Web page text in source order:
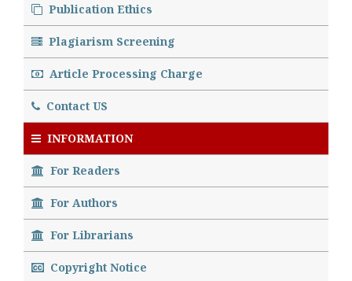
Publication Ethics
Plagiarism Screening
Article Processing Charge
Contact US
INFORMATION
For Readers
For Authors
For Librarians
Copyright Notice